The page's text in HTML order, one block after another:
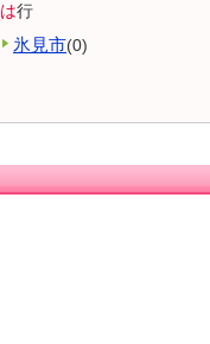
は行
氷見市(0)